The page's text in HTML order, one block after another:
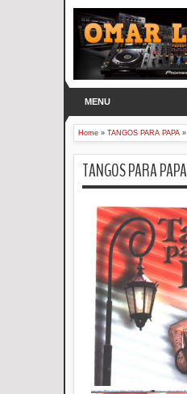
MENU
Home » TANGOS PARA PAPA »
TANGOS PARA PAPA